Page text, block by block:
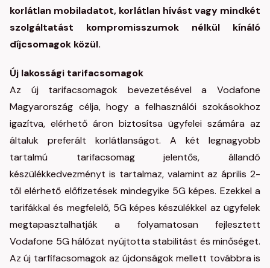
korlátlan mobiladatot, korlátlan hívást vagy mindkét
szolgáltatást kompromisszumok nélkül kínáló
díjcsomagok közül.
Új lakossági tarifacsomagok
Az új tarifacsomagok bevezetésével a Vodafone
Magyarország célja, hogy a felhasználói szokásokhoz
igazítva, elérhető áron biztosítsa ügyfelei számára az
általuk preferált korlátlanságot. A két legnagyobb
tartalmú tarifacsomag jelentős, állandó
készülékkedvezményt is tartalmaz, valamint az április 2-
től elérhető előfizetések mindegyike 5G képes. Ezekkel a
tarifákkal és megfelelő, 5G képes készülékkel az ügyfelek
megtapasztalhatják a folyamatosan fejlesztett
Vodafone 5G hálózat nyújtotta stabilitást és minőséget.
Az új tarfifacsomagok az újdonságok mellett továbbra is